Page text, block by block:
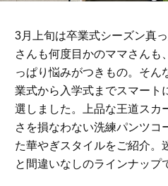
3月上旬は卒業式シーズン真
さんも何度目かのママさんも
っぱり悩みがつきもの。そん
業式から入学式までスマート
選しました。上品な王道スカ
さを損なわない洗練パンツコ
た華やぎスタイルをご紹介。
と間違いなしのラインナップ